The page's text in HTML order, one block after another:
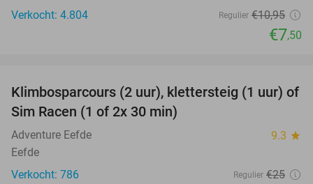
Verkocht: 4.804
Regulier €10,95
€7,50
40%
Klimbosparcours (2 uur), klettersteig (1 uur) of
Sim Racen (1 of 2x 30 min)
Adventure Eefde 9.3 star
Eefde
Verkocht: 786
Regulier €25